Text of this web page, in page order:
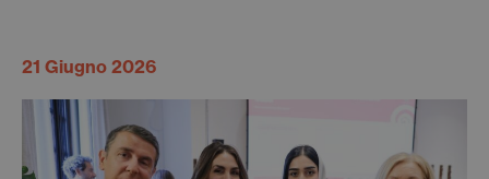
21 Giugno 2026